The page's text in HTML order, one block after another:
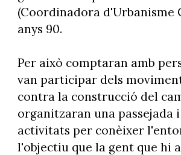
(Coordinadora d'Urbanisme
anys 90.
Per això comptaran amb
van participar dels
contra la construcció del
organitzaran una passejada
activitats per conèixer
l'objectiu que la gent que hi